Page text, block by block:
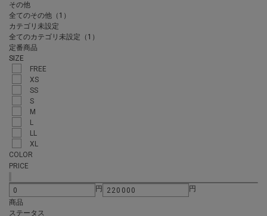
その他
全てのその他（1）
カテゴリ未設定
全てのカテゴリ未設定（1）
定番商品
SIZE
FREE
XS
SS
S
M
L
LL
XL
COLOR
PRICE
円
円
商品
ステータス